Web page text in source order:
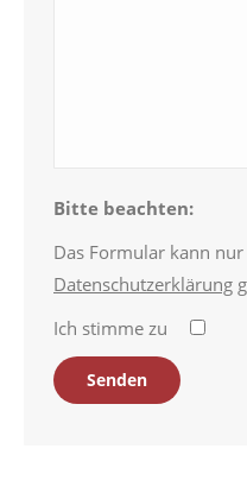
Bitte beachten:
Das Formular kann
Datenschutzerklärung
Ich stimme zu